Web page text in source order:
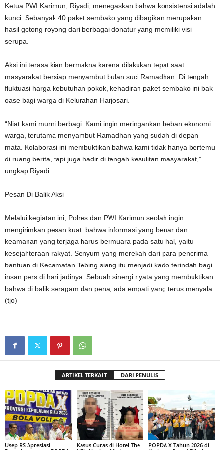
Ketua PWI Karimun, Riyadi, menegaskan bahwa konsistensi adalah
kunci. Sebanyak 40 paket sembako yang dibagikan merupakan
hasil gotong royong dari berbagai donatur yang memiliki visi
serupa.
Aksi ini terasa kian bermakna karena dilakukan tepat saat
masyarakat bersiap menyambut bulan suci Ramadhan. Di tengah
fluktuasi harga kebutuhan pokok, kehadiran paket sembako ini bak
oase bagi warga di Kelurahan Harjosari.
“Niat kami murni berbagi. Kami ingin meringankan beban ekonomi
warga, terutama menyambut Ramadhan yang sudah di depan
mata. Kolaborasi ini membuktikan bahwa kami tidak hanya bertemu
di ruang berita, tapi juga hadir di tengah kesulitan masyarakat,”
ungkap Riyadi.
Pesan Di Balik Aksi
Melalui kegiatan ini, Polres dan PWI Karimun seolah ingin
mengirimkan pesan kuat: bahwa informasi yang benar dan
keamanan yang terjaga harus bermuara pada satu hal, yaitu
kesejahteraan rakyat. Senyum yang merekah dari para penerima
bantuan di Kecamatan Tebing siang itu menjadi kado terindah bagi
insan pers di hari jadinya. Sebuah sinergi nyata yang membuktikan
bahwa di balik seragam dan pena, ada empati yang terus menyala.
(tjo)
ARTIKEL TERKAIT DARI PENULIS
Usep RS Apresiasi
Kasus Curas di Hotel The
POPDA X Tahun 2026 di